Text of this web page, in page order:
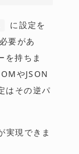
に設定を
要があ
を持ちま
やJSON
はその逆パ
実現できま